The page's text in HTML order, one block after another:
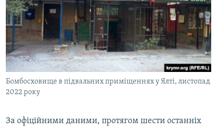
Бомбосховище в підвальних приміщеннях у Ялті, листопад
2022 року
За офіційними даними, протягом шести останніх